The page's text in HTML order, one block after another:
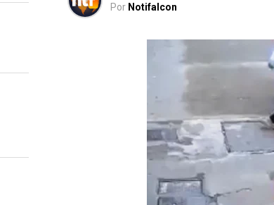
Por Notifalcon